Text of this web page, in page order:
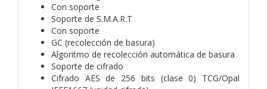
Con soporte
Soporte de S.M.A.R.T
Con soporte
GC (recolección de basura)
Algoritmo de recolección automática de basura
Soporte de cifrado
Cifrado AES de 256 bits (clase 0) TCG/Opal